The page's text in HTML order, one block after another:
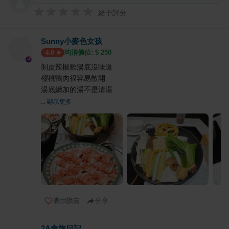
給予評分
Sunny小麥色女孩
4.0 均消價位: $ 250
剝皮辣椒雞湯底沒味道
櫻桃鴨肉很容易散開
湯底續加的湯不是清湯
... 顯示更多
表示讚賞 分享